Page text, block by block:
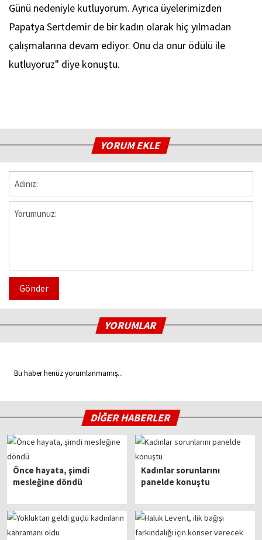
Günü nedeniyle kutluyorum. Ayrıca üyelerimizden
Papatya Sertdemir de bir kadın olarak hiç yılmadan
çalışmalarına devam ediyor. Onu da onur ödülü ile
kutluyoruz" diye konuştu.
YORUM EKLE
Gönder
YORUMLAR
Bu haber henüz yorumlanmamış...
DİĞER HABERLER
Önce hayata, şimdi
mesleğine döndü
Kadınlar sorunlarını
panelde konuştu